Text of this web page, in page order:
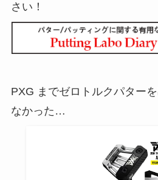
さい！
PXG までゼロトルクパター
なかった…